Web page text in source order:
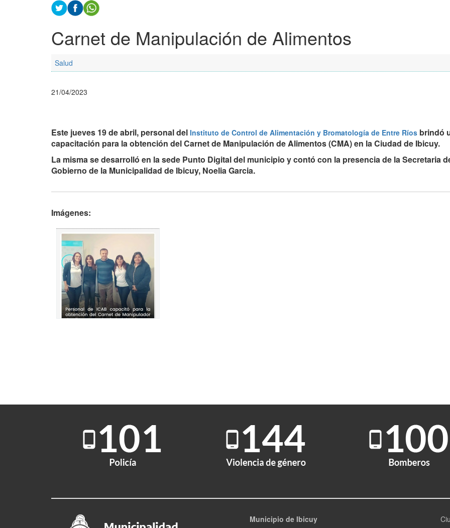
Carnet de Manipulación de Alimentos
Salud
21/04/2023
Este jueves 19 de abril, personal del Instituto de Control de Alimentación y Bromatología de Entre Ríos brindó
capacitación para la obtención del Carnet de Manipulación de Alimentos (CMA) en la Ciudad de Ibicuy.
La misma se desarrolló en la sede Punto Digital del municipio y contó con la presencia de la Secretaria
Gobierno de la Municipalidad de Ibicuy, Noelia Garcia.
Imágenes:
Municipio de Ibicuy